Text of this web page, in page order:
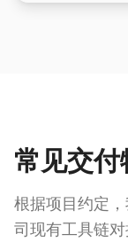
常见交
根据项目约定
司现有工具链对